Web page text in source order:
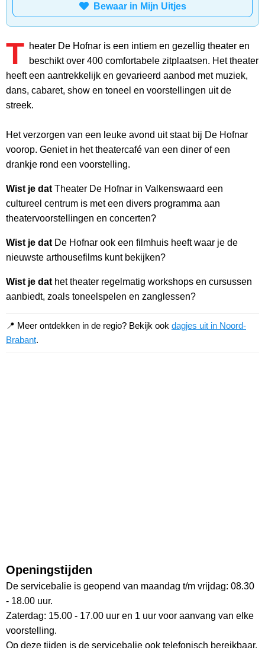
Bewaar in Mijn Uitjes
T heater De Hofnar is een intiem en gezellig theater en
beschikt over 400 comfortabele zitplaatsen. Het theater
heeft een aantrekkelijk en gevarieerd aanbod met muziek,
dans, cabaret, show en toneel en voorstellingen uit de
streek.
Het verzorgen van een leuke avond uit staat bij De Hofnar
voorop. Geniet in het theatercafé van een diner of een
drankje rond een voorstelling.
Wist je dat Theater De Hofnar in Valkenswaard een
cultureel centrum is met een divers programma aan
theatervoorstellingen en concerten?
Wist je dat De Hofnar ook een filmhuis heeft waar je de
nieuwste arthousefilms kunt bekijken?
Wist je dat het theater regelmatig workshops en cursussen
aanbiedt, zoals toneelspelen en zanglessen?
📍 Meer ontdekken in de regio? Bekijk ook dagjes uit in Noord-
Brabant.
Openingstijden
De servicebalie is geopend van maandag t/m vrijdag: 08.30
- 18.00 uur.
Zaterdag: 15.00 - 17.00 uur en 1 uur voor aanvang van elke
voorstelling.
Op deze tijden is de servicebalie ook telefonisch bereikbaar.